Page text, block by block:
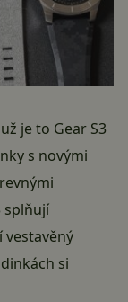
je to Gear S3
s novými
splňují
vestavěný
si